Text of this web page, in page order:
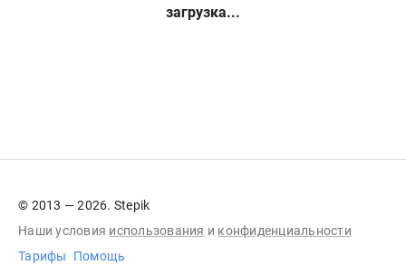
загрузка...
© 2013 — 2026. Stepik
Наши условия использования и конфиденциальности
Тарифы
Помощь